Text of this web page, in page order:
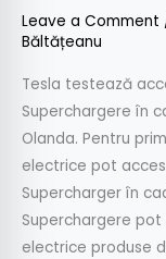
Leave a Comment
Băltățeanu
Tesla testează
Superchargere în
Olanda. Pentru
electrice pot
Supercharger în
Superchargere
electrice produse
în
unui
program
pilot